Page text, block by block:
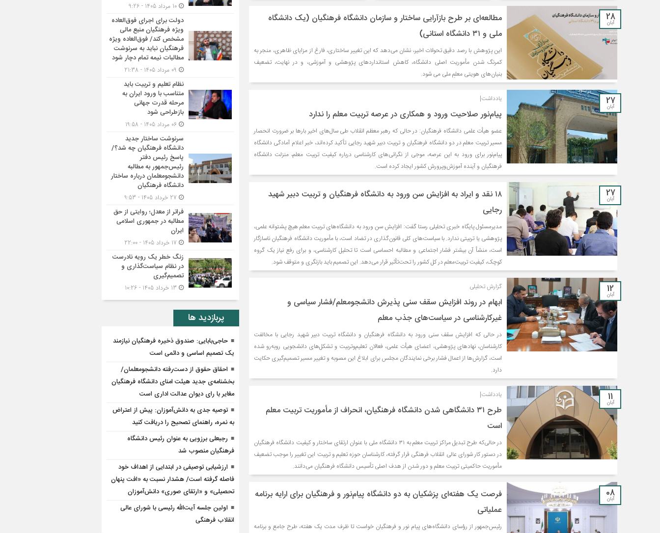
28
آبان
مطالعه‌ای بر طرح بازآرایی ساختار و سازمان دانشگاه فرهنگیان (یک دانشگاه
ملی و ۳۱ دانشگاه استانی)
این پژوهش با رصد دقیق تحولات اخیر، نشان می‌دهد که این تغییر ساختاری، فارغ از مزایای ظاهری، منجر به
کمرنگ شدن مأموریت اصلی دانشگاه، کاهش استانداردهای پژوهشی و آموزشی، و در نهایت، تضعیف
بنیان‌های هویتی معلمِ ملی می شود.
27
آبان
یادداشت|
پیام‌نور صلاحیت ورود و همکاری در عرصه تربیت معلم را ندارد
عضو هیأت علمی دانشگاه فرهنگیان: در حالی که رهبر معظم انقلاب طی سال‌های اخیر بارها بر ضرورت انحصار
مسیر تربیت معلم در دو دانشگاه فرهنگیان و تربیت دبیر شهید رجایی تأکید کرده‌اند، خبر اعلام آمادگی دانشگاه
پیام‌نور برای ورود به این عرصه، موجی از نگرانی‌های کارشناسی درباره کیفیت تربیت معلم، منزلت دانشگاه
فرهنگیان و آینده آموزش‌وپرورش کشور ایجاد کرده است.
27
آبان
۱۸ نقد و ایراد به افزایش سن ورود به دانشگاه فرهنگیان و تربیت دبیر شهید
رجایی
مدیرمسئول پایگاه خبری تحلیلی رستا گفت: افزایش سن ورود به دانشگاه‌های تربیت معلم هیچ پشتوانه علمی،
پژوهشی یا تربیتی ندارد. با سیاست‌های کلی قانون‌گذاری در تضاد است، با مأموریت دانشگاه فرهنگیان ناسازگار
است، منشأ آن بیشتر فشار اجتماعی و مطالبه احساسی است تا تحلیل کارشناسی، و برای رفع نیاز یک گروه
کوچک، کیفیت تربیت‌معلم در کل کشور را تحت‌تأثیر قرار می‌دهد. این تصمیم باید بازنگری و متوقف شود.
12
آبان
گزارش تحلیلی
ابهام در روند افزایش سقف سنی پذیرش دانشجومعلم/فشار سیاسی و
غیرکارشناسی در سیاست‌های جذب معلم
در حالی که افزایش سقف سنی ورود به دانشگاه فرهنگیان و دانشگاه تربیت دبیر شهید رجایی با مخالفت
کارشناسان، نهادهای پژوهشی، اعضای هیأت علمی، فعالان تعلیم‌وتربیت و تشکل‌های دانشجویی روبه‌رو شده
است، گزارش‌ها از اعمال فشار برخی نمایندگان مجلس برای ابلاغ این مصوبه و تغییر مسیر تصمیم‌گیری حکایت
دارد.
11
آبان
یادداشت|
طرح ۳۱ دانشگاهی شدن دانشگاه فرهنگیان، انحراف از مأموریت تربیت معلم
است
در حالی‌که طرح تبدیل مراکز تربیت معلم به ۳۱ دانشگاه ملی با عنوان ارتقای ساختار و کیفیت دانشگاه فرهنگیان
در دستور کار شورای عالی انقلاب فرهنگی قرار گرفته، کارشناسان حوزه تعلیم و تربیت این تغییر را موجب تضعیف
مأموریت حاکمیتی تربیت معلم و دور شدن از هدف اصلی تأسیس دانشگاه فرهنگیان می‌دانند.
08
آبان
فرصت یک هفته‌ای پزشکیان به دو دانشگاه پیام‌نور و فرهنگیان برای ارایه برنامه
عملیاتی
رئیس‌جمهور از رؤسای دانشگاه‌های پیام نور و فرهنگیان خواست تا ظرف مدت یک هفته، طرح جامع و برنامه
دولت برای اجرای فوق‌العاده
ویژه فرهنگیان منبع مالی
مشخص کند/ فوق‌العاده ویژه
فرهنگیان نباید به سرنوشت
مطالبات نیمه‌ تمام دچار شود
نظام تعلیم و تربیت باید
متناسب با ورود ایران به
مرحله قدرت جهانی
بازطراحی شود
سرنوشت ساختار جدید
دانشگاه فرهنگیان چه شد؟/
پاسخ رئیس دفتر
رئیس‌جمهور به مطالبه
دانشجومعلمان درباره ساختار
دانشگاه فرهنگیان
فراتر از معدل؛ روایتی از حق
مطالبه در جمهوری اسلامی
ایران
زنگ خطر یک رویه نادرست
در نظام سیاست‌گذاری و
تصمیم‌گیری
پربازدید ها
حاجی‌بابایی: صندوق ذخیره فرهنگیان نیازمند
یک تصمیم اساسی و دائمی است
احقاق حقوق از دست‌رفته دانشجومعلمان/
بخشنامه‌ی جدید هیئت امنای دانشگاه فرهنگیان
مغایر با رای دیوان عدالت اداری است
توصیه جدی به دانش‌آموزان: پیش از اعتراض
به نمره، راهنمای تصحیح را دریافت کنید
رجبعلی برزویی به عنوان رئیس دانشگاه
فرهنگیان منصوب شد
ارزشیابی توصیفی در ابتدایی از اهداف خود
فاصله گرفته است/ هشدار نسبت به «افت پنهان
تحصیلی» و «ارتقای صوری» دانش‌آموزان
اولین جلسه آیت‌الله رئیسی با شورای عالی
انقلاب فرهنگی